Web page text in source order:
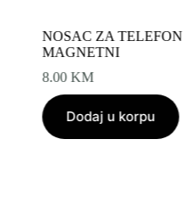
NOSAC ZA
MAGNETNI
8.00KM
Dodaj u korpu